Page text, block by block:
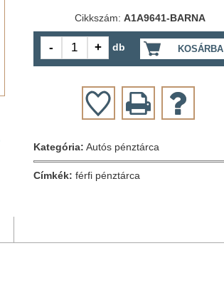
Cikkszám: A1A9641-BARNA
KOSÁRBA
db
Kategória: Autós pénztárca
Címkék: férfi pénztárca